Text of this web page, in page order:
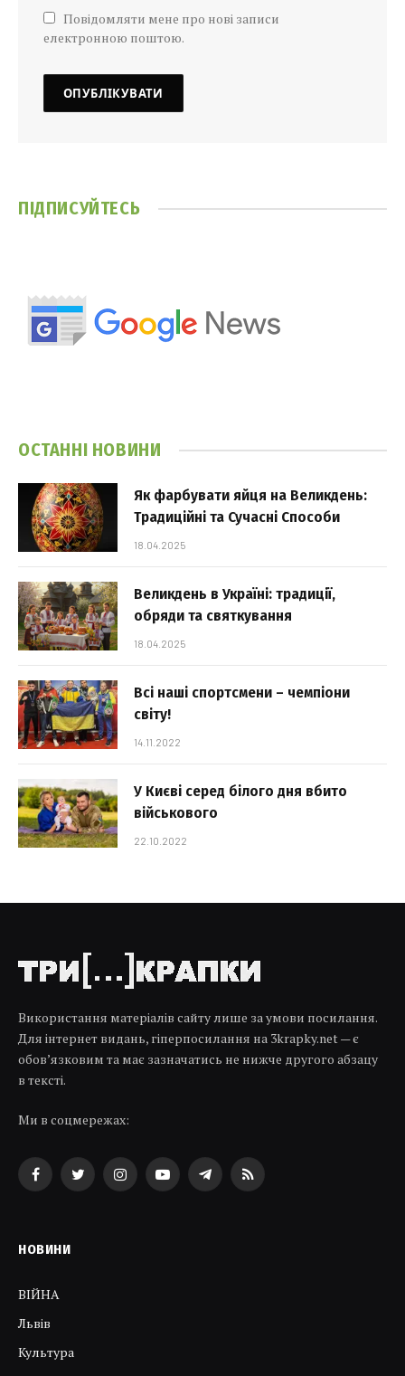
Повідомляти мене про нові записи
електронною поштою.
ПІДПИСУЙТЕСЬ
ОСТАННІ НОВИНИ
Як фарбувати яйця на Великдень:
Традиційні та Сучасні Способи
18.04.2025
Великдень в Україні: традиції,
обряди та святкування
18.04.2025
Всі наші спортсмени – чемпіони
світу!
14.11.2022
У Києві серед білого дня вбито
військового
22.10.2022
Використання матеріалів сайту лише за умови посилання.
Для інтернет видань, гіперпосилання на 3krapky.net — є
обов’язковим та має зазначатись не нижче другого абзацу
в тексті.
Ми в соцмережах:
FacebookTwitterInstagramYouTubeTelegramRSS
НОВИНИ
ВІЙНА
Львів
Культура